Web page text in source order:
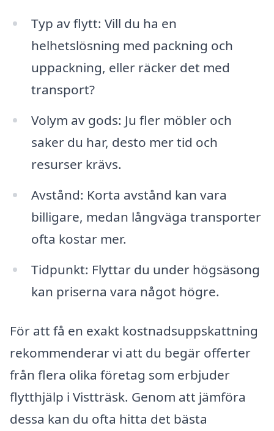
Typ av flytt: Vill du ha en
helhetslösning med packning och
uppackning, eller räcker det med
transport?
Volym av gods: Ju fler möbler och
saker du har, desto mer tid och
resurser krävs.
Avstånd: Korta avstånd kan vara
billigare, medan långväga transporter
ofta kostar mer.
Tidpunkt: Flyttar du under högsäsong
kan priserna vara något högre.
För att få en exakt kostnadsuppskattning
rekommenderar vi att du begär offerter
från flera olika företag som erbjuder
flytthjälp i Vistträsk. Genom att jämföra
dessa kan du ofta hitta det bästa